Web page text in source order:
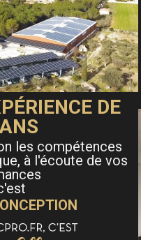
DE
les compétences
à l'écoute de vos